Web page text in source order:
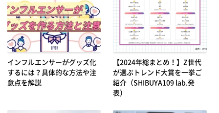
インフルエンサーがグッズ化
するには？具体的な方法や注
意点を解説
【2024年総まとめ！】Z世代
が選ぶトレンド大賞を一挙ご
紹介（SHIBUYA109 lab.発
表）